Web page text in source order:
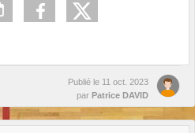
Publié le 11 oct. 2023
par Patrice DAVID